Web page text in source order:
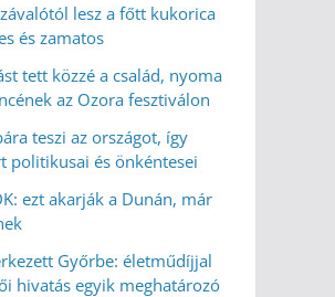
lesz a főtt kukorica
és zamatos
tett közzé a család, nyoma
az Ozora fesztiválon
teszi az országot, így
politikusai és önkéntesei
ezt akarják a Dunán, már
Győrbe: életműdíjjal
hivatás egyik meghatározó